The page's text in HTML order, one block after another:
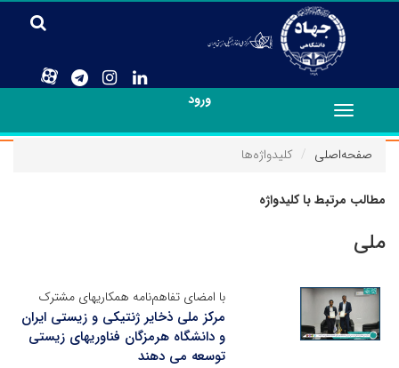
ورود
Toggle
navigation
صفحه‌اصلی
کلیدواژه‌ها
مطالب مرتبط با کلیدواژه
ملی
با امضای تفاهم‌نامه همکاریهای مشترک
مرکز ملی ذخایر ژنتیکی و زیستی ایران
و دانشگاه هرمزگان فناوریهای زیستی
توسعه می دهند